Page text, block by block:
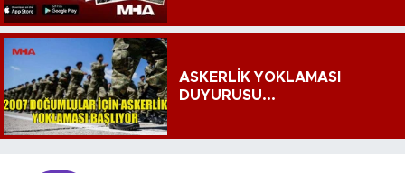
ASKERLİK YOKLAMASI
DUYURUSU...